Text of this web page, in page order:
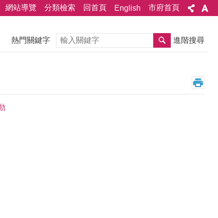
網站導覽 分類檢索 回首頁 English 市府首頁
熱門關鍵字 搜尋 進階搜尋